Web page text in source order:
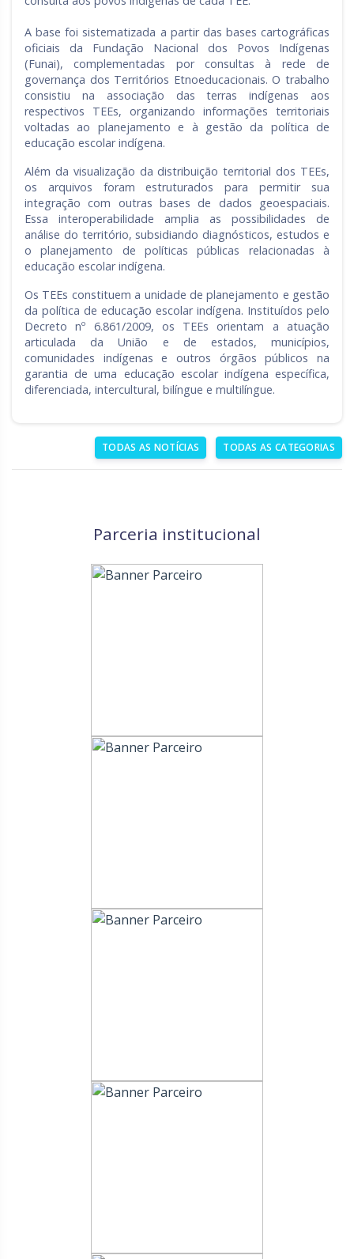
A base foi sistematizada a partir das bases cartográficas
oficiais da Fundação Nacional dos Povos Indígenas
(Funai), complementadas por consultas à rede de
governança dos Territórios Etnoeducacionais. O trabalho
consistiu na associação das terras indígenas aos
respectivos TEEs, organizando informações territoriais
voltadas ao planejamento e à gestão da política de
educação escolar indígena.
Além da visualização da distribuição territorial dos TEEs,
os arquivos foram estruturados para permitir sua
integração com outras bases de dados geoespaciais.
Essa interoperabilidade amplia as possibilidades de
análise do território, subsidiando diagnósticos, estudos e
o planejamento de políticas públicas relacionadas à
educação escolar indígena.
Os TEEs constituem a unidade de planejamento e gestão
da política de educação escolar indígena. Instituídos pelo
Decreto nº 6.861/2009, os TEEs orientam a atuação
articulada da União e de estados, municípios,
comunidades indígenas e outros órgãos públicos na
garantia de uma educação escolar indígena específica,
diferenciada, intercultural, bilíngue e multilíngue.
TODAS AS NOTÍCIAS TODAS AS CATEGORIAS
Parceria institucional